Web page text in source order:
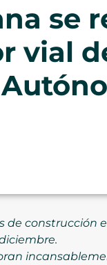
se
vial
construcción